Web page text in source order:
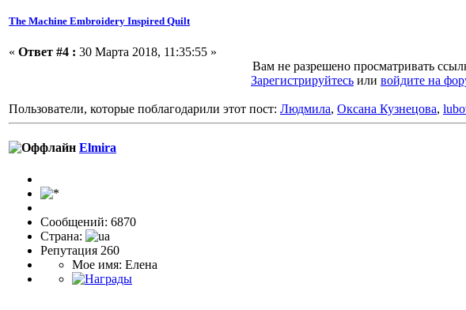
The Machine Embroidery Inspired Quilt
« Ответ #4 : 30 Марта 2018, 11:35:55 »
Вам не разрешено просматривать
Зарегистрируйтесь или войдите на
Пользователи, которые поблагодарили этот пост: Людмила, Оксана Кузнецова,
Elmira
Сообщений: 6870
Страна:
Репутация 260
Мое имя: Елена